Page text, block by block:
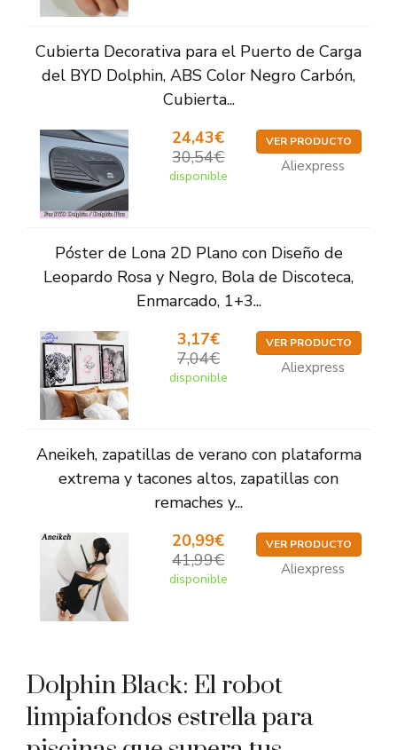
Cubierta Decorativa para el Puerto de Carga
del BYD Dolphin, ABS Color Negro Carbón,
Cubierta...
24,43€
30,54€
disponible
VER PRODUCTO
Aliexpress
Póster de Lona 2D Plano con Diseño de
Leopardo Rosa y Negro, Bola de Discoteca,
Enmarcado, 1+3...
3,17€
7,04€
disponible
VER PRODUCTO
Aliexpress
Aneikeh, zapatillas de verano con plataforma
extrema y tacones altos, zapatillas con
remaches y...
20,99€
41,99€
disponible
VER PRODUCTO
Aliexpress
Dolphin Black: El robot
limpiafondos estrella para